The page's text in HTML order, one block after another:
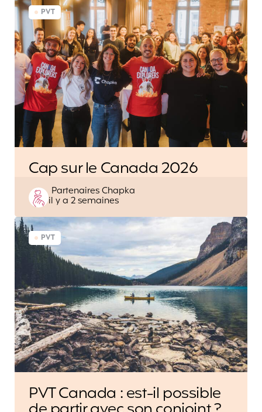
PVT
Cap sur le Canada 2026
Posted
by
Partenaires Chapka
il y a 2 semaines
PVT
PVT Canada : est-il possible